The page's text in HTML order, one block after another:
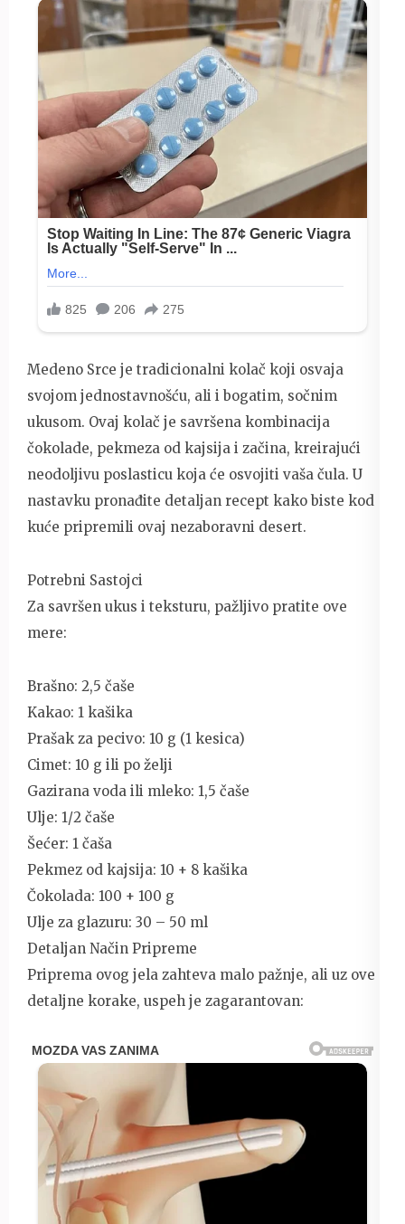
Medeno Srce je tradicionalni kolač koji osvaja
svojom jednostavnošću, ali i bogatim, sočnim
ukusom. Ovaj kolač je savršena kombinacija
čokolade, pekmeza od kajsija i začina, kreirajući
neodoljivu poslasticu koja će osvojiti vaša čula. U
nastavku pronađite detaljan recept kako biste kod
kuće pripremili ovaj nezaboravni desert.
Potrebni Sastojci
Za savršen ukus i teksturu, pažljivo pratite ove
mere:
Brašno: 2,5 čaše
Kakao: 1 kašika
Prašak za pecivo: 10 g (1 kesica)
Cimet: 10 g ili po želji
Gazirana voda ili mleko: 1,5 čaše
Ulje: 1/2 čaše
Šećer: 1 čaša
Pekmez od kajsija: 10 + 8 kašika
Čokolada: 100 + 100 g
Ulje za glazuru: 30 – 50 ml
Detaljan Način Pripreme
Priprema ovog jela zahteva malo pažnje, ali uz ove
detaljne korake, uspeh je zagarantovan: